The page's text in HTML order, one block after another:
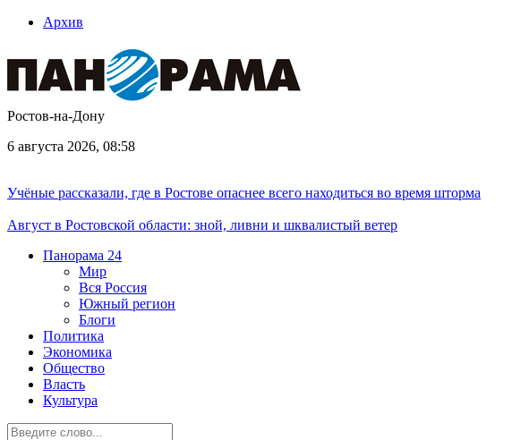
Архив
Ростов-на-Дону
6 августа 2026, 08:58
Учёные рассказали, где в Ростове опаснее всего находиться во время шторма
Август в Ростовской области: зной, ливни и шквалистый ветер
Панорама 24
Мир
Вся Россия
Южный регион
Блоги
Политика
Экономика
Общество
Власть
Культура